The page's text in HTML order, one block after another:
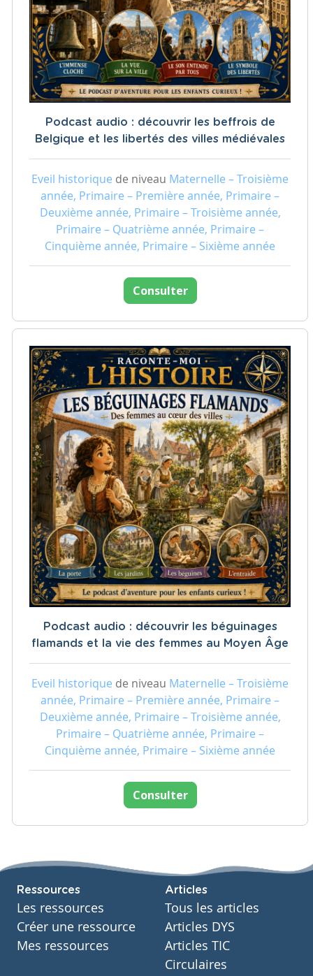
Podcast audio : découvrir les beffrois de
Belgique et les libertés des villes médiévales
Eveil historique de niveau Maternelle – Troisième
année, Primaire – Première année, Primaire –
Deuxième année, Primaire – Troisième année,
Primaire – Quatrième année, Primaire –
Cinquième année, Primaire – Sixième année
Consulter
Podcast audio : découvrir les béguinages
flamands et la vie des femmes au Moyen Âge
Eveil historique de niveau Maternelle – Troisième
année, Primaire – Première année, Primaire –
Deuxième année, Primaire – Troisième année,
Primaire – Quatrième année, Primaire –
Cinquième année, Primaire – Sixième année
Consulter
Ressources
Les ressources
Créer une ressource
Mes ressources
Articles
Tous les articles
Articles DYS
Articles TIC
Circulaires